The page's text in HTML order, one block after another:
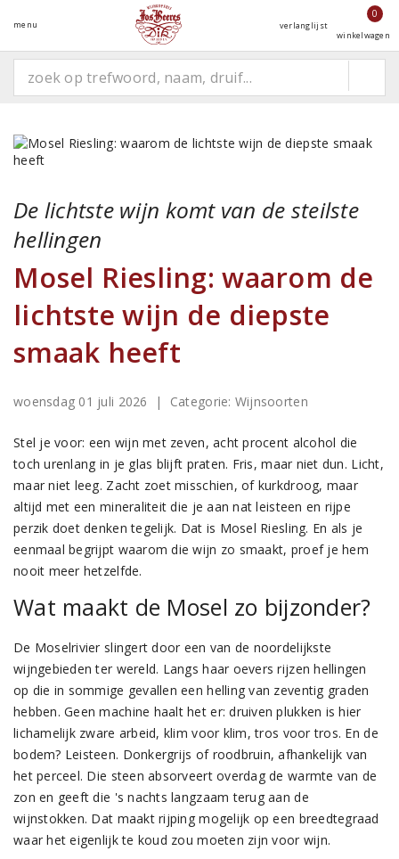
menu verlanglijst
0
winkelwagen
De lichtste wijn komt van de steilste
hellingen
Mosel Riesling: waarom de
lichtste wijn de diepste
smaak heeft
woensdag 01 juli 2026 | Categorie: Wijnsoorten
Stel je voor: een wijn met zeven, acht procent alcohol die
toch urenlang in je glas blijft praten. Fris, maar niet dun. Licht,
maar niet leeg. Zacht zoet misschien, of kurkdroog, maar
altijd met een mineraliteit die je aan nat leisteen en rijpe
perzik doet denken tegelijk. Dat is Mosel Riesling. En als je
eenmaal begrijpt waarom die wijn zo smaakt, proef je hem
nooit meer hetzelfde.
Wat maakt de Mosel zo bijzonder?
De Moselrivier slingert door een van de noordelijkste
wijngebieden ter wereld. Langs haar oevers rijzen hellingen
op die in sommige gevallen een helling van zeventig graden
hebben. Geen machine haalt het er: druiven plukken is hier
lichamelijk zware arbeid, klim voor klim, tros voor tros. En de
bodem? Leisteen. Donkergrijs of roodbruin, afhankelijk van
het perceel. Die steen absorveert overdag de warmte van de
zon en geeft die 's nachts langzaam terug aan de
wijnstokken. Dat maakt rijping mogelijk op een breedtegraad
waar het eigenlijk te koud zou moeten zijn voor wijn.